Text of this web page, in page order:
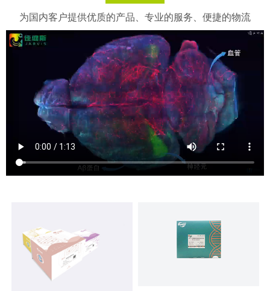
为国内客户提供优质的产品、专业的服务、便捷的物流